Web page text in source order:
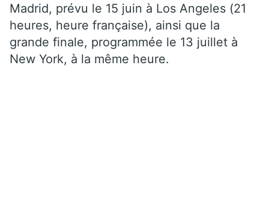
Madrid, prévu le 15 juin à Los Angeles (21
heures, heure française), ainsi que la
grande finale, programmée le 13 juillet à
New York, à la même heure.